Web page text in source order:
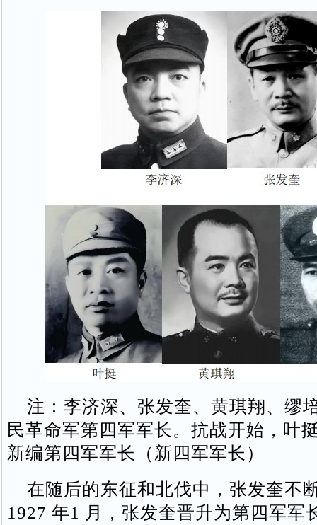
注：李济深、张发奎、黄琪翔、缪
民革命军第四军军长。抗战开始，叶
新编第四军军长（新四军军长）
在随后的东征和北伐中，张发奎不
1927 年1 月，张发奎晋升为第四军军